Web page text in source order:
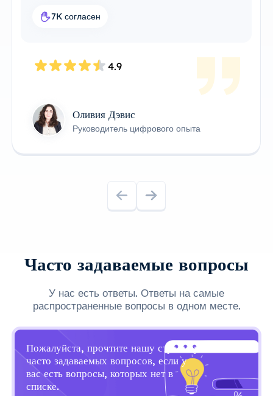
процесса.
7.6K согласен
4.8
Джеймс Андерсон
Технический владелец продукта
Часто задаваемые вопросы
У нас есть ответы. Ответы на самые
распространенные вопросы в одном месте.
Пожалуйста, прочтите нашу страницу
часто задаваемых вопросов, если у
вас есть вопросы, которых нет в
списке.